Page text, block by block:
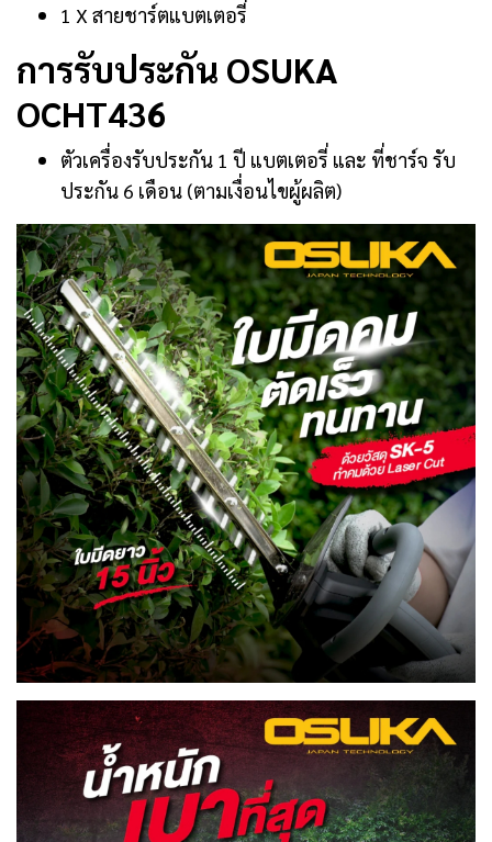
1 X สายชาร์ตแบตเตอรี่
การรับประกัน OSUKA
OCHT436
ตัวเครื่องรับประกัน 1 ปี แบตเตอรี่ และ ที่ชาร์จ รับ
ประกัน 6 เดือน (ตามเงื่อนไขผู้ผลิต)